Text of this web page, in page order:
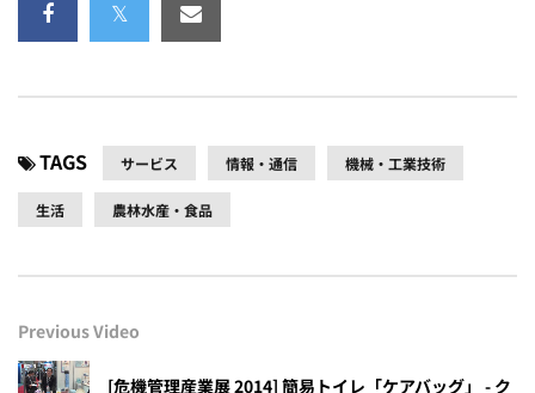
TAGS サービス 情報・通信 機械・工業技術
生活 農林水産・食品
Previous Video
[危機管理産業展 2014] 簡易トイレ「ケアバッグ」 - ク